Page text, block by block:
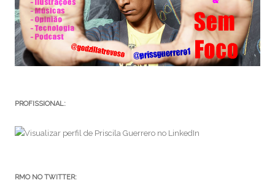
PROFISSIONAL:
RMO NO TWITTER: